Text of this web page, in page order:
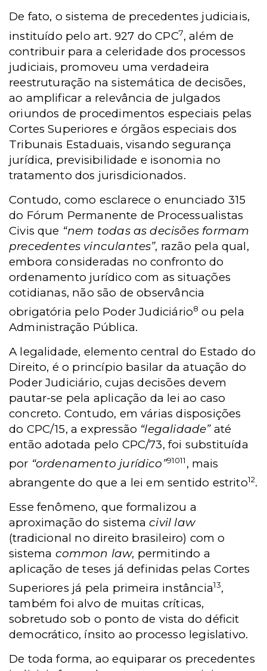
De fato, o sistema de precedentes judiciais,
instituído pelo art. 927 do CPC7, além de
contribuir para a celeridade dos processos
judiciais, promoveu uma verdadeira
reestruturação na sistemática de decisões,
ao amplificar a relevância de julgados
oriundos de procedimentos especiais pelas
Cortes Superiores e órgãos especiais dos
Tribunais Estaduais, visando segurança
jurídica, previsibilidade e isonomia no
tratamento dos jurisdicionados.
Contudo, como esclarece o enunciado 315
do Fórum Permanente de Processualistas
Civis que “nem todas as decisões formam
precedentes vinculantes”, razão pela qual,
embora consideradas no confronto do
ordenamento jurídico com as situações
cotidianas, não são de observância
obrigatória pelo Poder Judiciário8 ou pela
Administração Pública.
A legalidade, elemento central do Estado do
Direito, é o princípio basilar da atuação do
Poder Judiciário, cujas decisões devem
pautar-se pela aplicação da lei ao caso
concreto. Contudo, em várias disposições
do CPC/15, a expressão “legalidade”até
então adotada pelo CPC/73, foi substituída
por “ordenamento jurídico”91011 , mais
abrangente do que a lei em sentido estrito12.
Esse fenômeno, que formalizou a
aproximação do sistemacivil law
(tradicional no direito brasileiro) com o
sistema common law, permitindo a
aplicação de teses já definidas pelas Cortes
Superiores já pela primeira instância13,
também foi alvo de muitas críticas,
sobretudo sob o ponto de vista do déficit
democrático, ínsito ao processo legislativo.
De toda forma, ao equiparar os precedentes